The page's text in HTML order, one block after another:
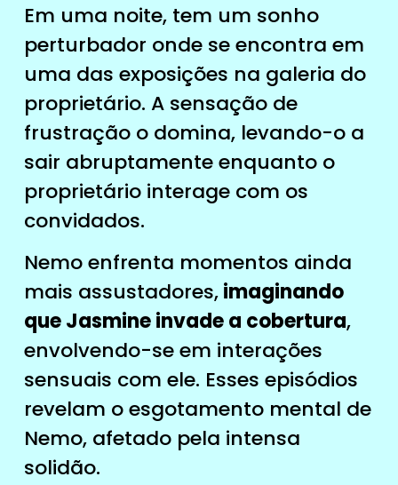
Em uma noite, tem um sonho
perturbador onde se encontra em
uma das exposições na galeria do
proprietário. A sensação de
frustração o domina, levando-o a
sair abruptamente enquanto o
proprietário interage com os
convidados.
Nemo enfrenta momentos ainda
mais assustadores,imaginando
que Jasmine invade a cobertura,
envolvendo-se em interações
sensuais com ele. Esses episódios
revelam o esgotamento mental de
Nemo, afetado pela intensa
solidão.